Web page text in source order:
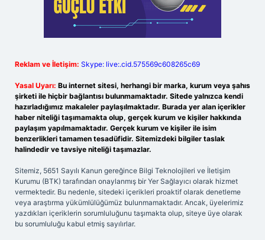
Reklam ve İletişim: Skype: live:.cid.575569c608265c69
Yasal Uyarı: Bu internet sitesi, herhangi bir marka, kurum veya şahıs
şirketi ile hiçbir bağlantısı bulunmamaktadır. Sitede yalnızca kendi
hazırladığımız makaleler paylaşılmaktadır. Burada yer alan içerikler
haber niteliği taşımamakta olup, gerçek kurum ve kişiler hakkında
paylaşım yapılmamaktadır. Gerçek kurum ve kişiler ile isim
benzerlikleri tamamen tesadüfidir. Sitemizdeki bilgiler taslak
halindedir ve tavsiye niteliği taşımazlar.
Sitemiz, 5651 Sayılı Kanun gereğince Bilgi Teknolojileri ve İletişim
Kurumu (BTK) tarafından onaylanmış bir Yer Sağlayıcı olarak hizmet
vermektedir. Bu nedenle, sitedeki içerikleri proaktif olarak denetleme
veya araştırma yükümlülüğümüz bulunmamaktadır. Ancak, üyelerimiz
yazdıkları içeriklerin sorumluluğunu taşımakta olup, siteye üye olarak
bu sorumluluğu kabul etmiş sayılırlar.